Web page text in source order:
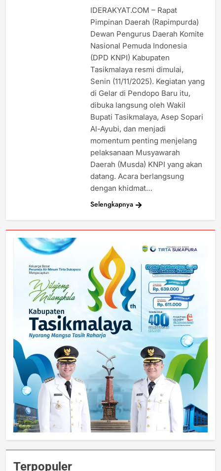
IDERAKYAT.COM – Rapat
Pimpinan Daerah (Rapimpurda)
Dewan Pengurus Daerah Komite
Nasional Pemuda Indonesia
(DPD KNPI) Kabupaten
Tasikmalaya resmi dimulai,
Senin (11/11/2025). Kegiatan yang
di Gelar di Pendopo Baru itu,
dibuka langsung oleh Wakil
Bupati Tasikmalaya, Asep Sopari
Al-Ayubi, dan menjadi
momentum penting menjelang
pelaksanaan Musyawarah
Daerah (Musda) KNPI yang akan
datang. Acara berlangsung
dengan khidmat…
Selengkapnya
Terpopuler